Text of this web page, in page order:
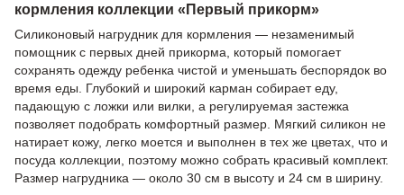
кормления коллекции «Первый прикорм»
Силиконовый нагрудник для кормления — незаменимый
помощник с первых дней прикорма, который помогает
сохранять одежду ребенка чистой и уменьшать беспорядок во
время еды. Глубокий и широкий карман собирает еду,
падающую с ложки или вилки, а регулируемая застежка
позволяет подобрать комфортный размер. Мягкий силикон не
натирает кожу, легко моется и выполнен в тех же цветах, что и
посуда коллекции, поэтому можно собрать красивый комплект.
Размер нагрудника — около 30 см в высоту и 24 см в ширину.